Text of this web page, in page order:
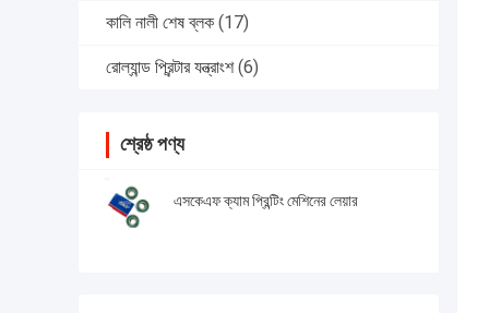
কালি নালী শেষ ব্লক (17)
রোল্যান্ড প্রিন্টার যন্ত্রাংশ (6)
শ্রেষ্ঠ পণ্য
এসকেএফ ক্যাম প্রিন্টিং মেশিনের লেয়ার